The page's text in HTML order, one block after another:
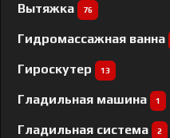
Вытяжка 76
Гидромассажная ванна
Гироскутер 13
Гладильная машина 1
Гладильная система 2